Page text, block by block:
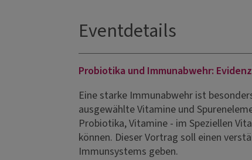
Eventdetails
Probiotika und Immunabwehr:
Eine starke Immunabwehr ist
ausgewählte Vitamine und
Probiotika, Vitamine - im Speziellen
können. Dieser Vortrag soll einen
Immunsystems geben.